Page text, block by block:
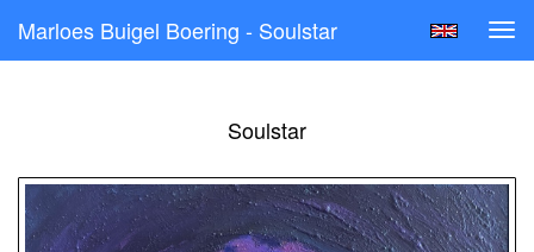
Marloes Buigel Boering - Soulstar
Soulstar